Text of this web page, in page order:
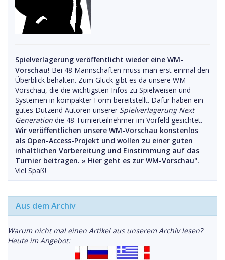
Spielverlagerung veröffentlicht wieder eine WM-
Vorschau! Bei 48 Mannschaften muss man erst einmal den
Überblick behalten. Zum Glück gibt es da unsere WM-
Vorschau, die die wichtigsten Infos zu Spielweisen und
Systemen in kompakter Form bereitstellt. Dafür haben ein
gutes Dutzend Autoren unserer Spielverlagerung Next
Generation die 48 Turnierteilnehmer im Vorfeld gesichtet.
Wir veröffentlichen unsere WM-Vorschau konstenlos
als Open-Access-Projekt und wollen zu einer guten
inhaltlichen Vorbereitung und Einstimmung auf das
Turnier beitragen. » Hier geht es zur WM-Vorschau".
Viel Spaß!
Aus dem Archiv
Warum nicht mal einen Artikel aus unserem Archiv lesen?
Heute im Angebot: